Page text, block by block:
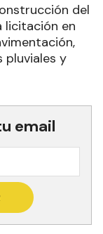
del
licitación en
pluviales y
email